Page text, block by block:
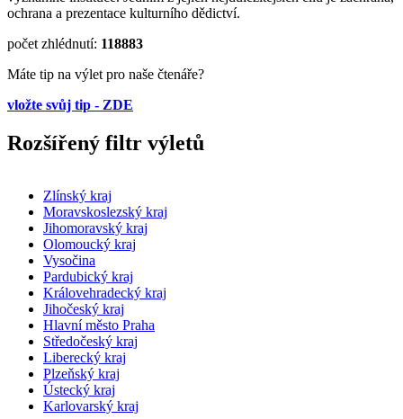
ochrana a prezentace kulturního dědictví.
počet zhlédnutí: 118883
Máte tip na výlet pro naše čtenáře?
vložte svůj tip - ZDE
Rozšířený filtr výletů
Zlínský kraj
Moravskoslezský kraj
Jihomoravský kraj
Olomoucký kraj
Vysočina
Pardubický kraj
Královehradecký kraj
Jihočeský kraj
Hlavní město Praha
Středočeský kraj
Liberecký kraj
Plzeňský kraj
Ústecký kraj
Karlovarský kraj